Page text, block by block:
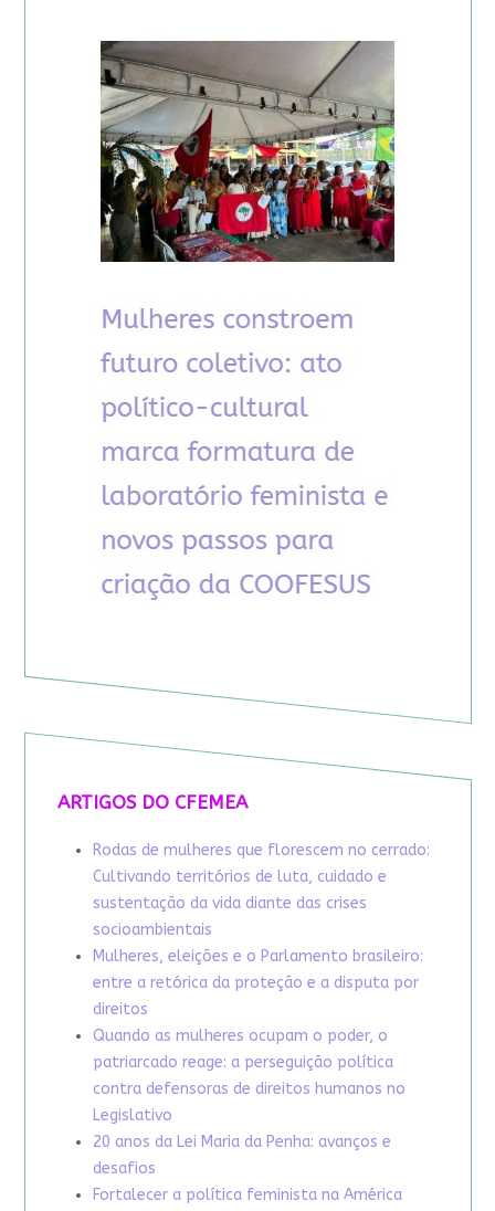
ARTIGOS DO CFEMEA
Rodas de mulheres que florescem no cerrado:
Cultivando territórios de luta, cuidado e
sustentação da vida diante das crises
socioambientais
Mulheres, eleições e o Parlamento brasileiro:
entre a retórica da proteção e a disputa por
direitos
Quando as mulheres ocupam o poder, o
patriarcado reage: a perseguição política
contra defensoras de direitos humanos no
Legislativo
20 anos da Lei Maria da Penha: avanços e
desafios
Fortalecer a política feminista na América